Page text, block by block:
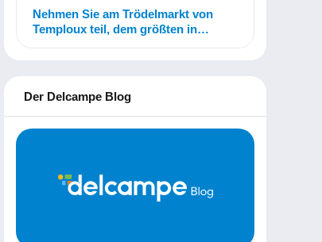
Nehmen Sie am Trödelmarkt von
Temploux teil, dem größten in
Der Delcampe Blog